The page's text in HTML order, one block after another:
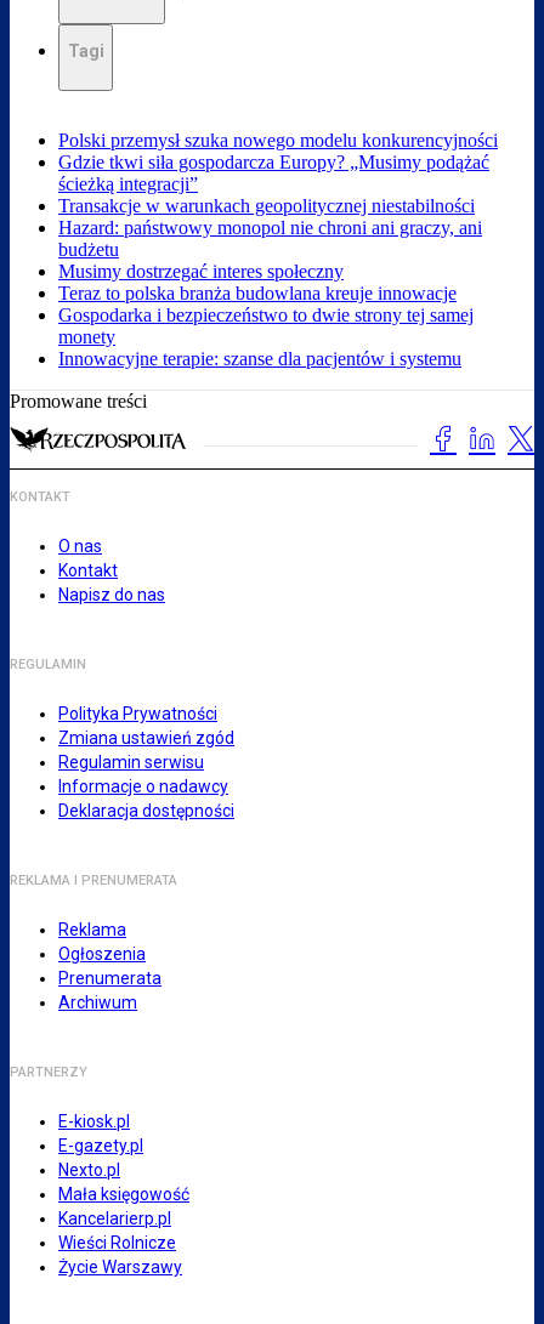
Tagi
Polski przemysł szuka nowego modelu konkurencyjności
Gdzie tkwi siła gospodarcza Europy? „Musimy podążać
ścieżką integracji”
Transakcje w warunkach geopolitycznej niestabilności
Hazard: państwowy monopol nie chroni ani graczy, ani
budżetu
Musimy dostrzegać interes społeczny
Teraz to polska branża budowlana kreuje innowacje
Gospodarka i bezpieczeństwo to dwie strony tej samej
monety
Innowacyjne terapie: szanse dla pacjentów i systemu
Promowane treści
KONTAKT
O nas
Kontakt
Napisz do nas
REGULAMIN
Polityka Prywatności
Zmiana ustawień zgód
Regulamin serwisu
Informacje o nadawcy
Deklaracja dostępności
REKLAMA I PRENUMERATA
Reklama
Ogłoszenia
Prenumerata
Archiwum
PARTNERZY
E-kiosk.pl
E-gazety.pl
Nexto.pl
Mała księgowość
Kancelarierp.pl
Wieści Rolnicze
Życie Warszawy